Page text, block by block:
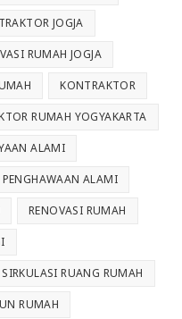
JOGJA
RUMAH JOGJA
KONTRAKTOR
RUMAH YOGYAKARTA
ALAMI
PENGHAWAAN ALAMI
RENOVASI RUMAH
SIRKULASI RUANG RUMAH
RUMAH